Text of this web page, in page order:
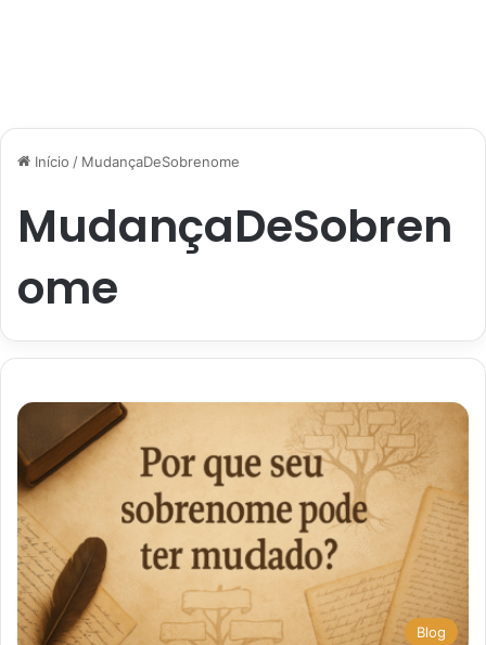
Início / MudançaDeSobrenome
MudançaDeSobren
ome
Blog